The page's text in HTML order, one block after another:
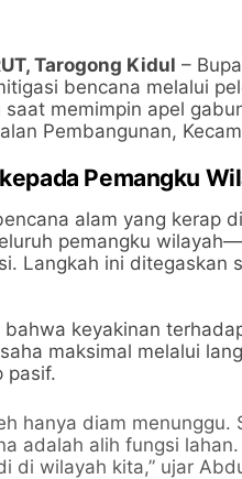
Tarogong Kidul –
bencana melalui
memimpin apel
Pembangunan,
Pemangku
alam yang kerap
pemangku
Langkah ini
bahwa keyakinan
maksimal melalui
pasif.
hanya diam
adalah alih fungsi
di wilayah kita,” ujar